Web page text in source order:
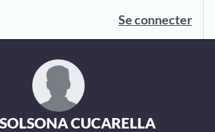
Se connecter
CUCARELLA